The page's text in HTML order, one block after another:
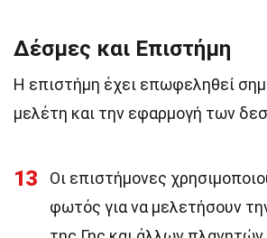
Δέσμες και Επιστήμη
Η επιστήμη έχει επωφεληθεί
μελέτη και την εφαρμογή των
13
Οι επιστήμονες
φωτός για να μελετήσουν